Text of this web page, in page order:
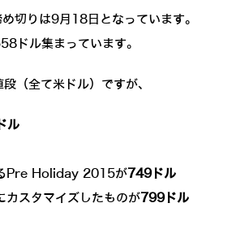
切りは9月18日となっています。
ドル集まっています。
（全て米ドル）ですが、
ル
Pre Holiday 2015が749ドル
カスタマイズしたものが799ドル